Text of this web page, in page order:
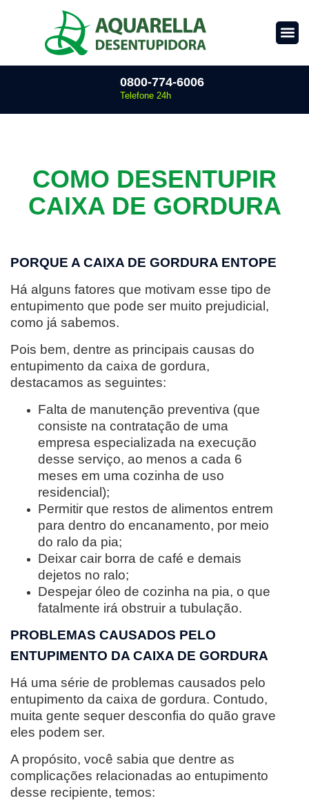
0800-774-6006
Telefone 24h
COMO DESENTUPIR
CAIXA DE GORDURA
PORQUE A CAIXA DE GORDURA ENTOPE
Há alguns fatores que motivam esse tipo de
entupimento que pode ser muito prejudicial,
como já sabemos.
Pois bem, dentre as principais causas do
entupimento da caixa de gordura,
destacamos as seguintes:
Falta de manutenção preventiva (que
consiste na contratação de uma
empresa especializada na execução
desse serviço, ao menos a cada 6
meses em uma cozinha de uso
residencial);
Permitir que restos de alimentos entrem
para dentro do encanamento, por meio
do ralo da pia;
Deixar cair borra de café e demais
dejetos no ralo;
Despejar óleo de cozinha na pia, o que
fatalmente irá obstruir a tubulação.
PROBLEMAS CAUSADOS PELO
ENTUPIMENTO DA CAIXA DE GORDURA
Há uma série de problemas causados pelo
entupimento da caixa de gordura. Contudo,
muita gente sequer desconfia do quão grave
eles podem ser.
A propósito, você sabia que dentre as
complicações relacionadas ao entupimento
desse recipiente, temos: